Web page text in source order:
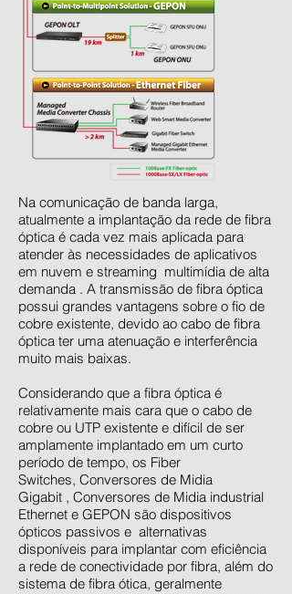
Na comunicação de banda larga,
atualmente a implantação da rede de fibra
óptica é cada vez mais aplicada para
atender às necessidades de aplicativos
em nuvem e streaming multimídia de alta
demanda . A transmissão de fibra óptica
possui grandes vantagens sobre o fio de
cobre existente, devido ao cabo de fibra
óptica ter uma atenuação e interferência
muito mais baixas.
Considerando que a fibra óptica é
relativamente mais cara que o cabo de
cobre ou UTP existente e difícil de ser
amplamente implantado em um curto
período de tempo, os Fiber
Switches, Conversores de Midia
Gigabit , Conversores de Midia industrial
Ethernet e GEPON são dispositivos
ópticos passivos e alternativas
disponíveis para implantar com eficiência
a rede de conectividade por fibra, além do
sistema de fibra ótica, geralmente